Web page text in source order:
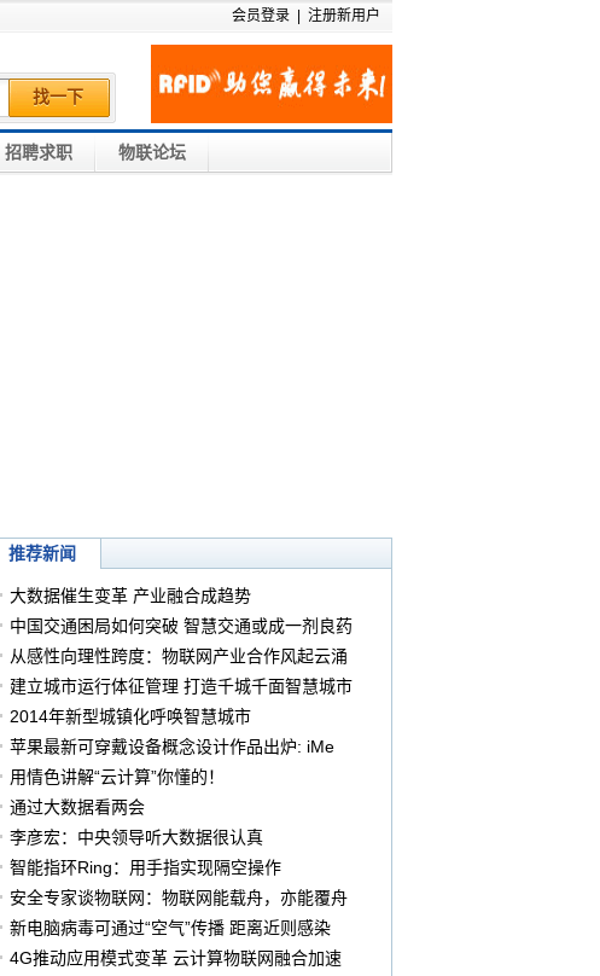
会员登录 注册新用户
找一下
招聘求职 物联论坛
推荐新闻
大数据催生变革 产业融合成趋势
中国交通困局如何突破 智慧交通或成一剂良药
从感性向理性跨度：物联网产业合作风起云涌
建立城市运行体征管理 打造千城千面智慧城市
2014年新型城镇化呼唤智慧城市
苹果最新可穿戴设备概念设计作品出炉: iMe
用情色讲解“云计算”你懂的！
通过大数据看两会
李彦宏：中央领导听大数据很认真
智能指环Ring：用手指实现隔空操作
安全专家谈物联网：物联网能载舟，亦能覆舟
新电脑病毒可通过“空气”传播 距离近则感染
4G推动应用模式变革 云计算物联网融合加速